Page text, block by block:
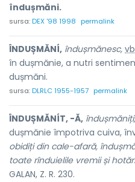
îndușmăni.
sursa:DEX '98 1998 permalink
ÎNDUȘMĂNÍ, îndușmănesc,
în dușmănie, a nutri
dușmăni.
sursa:DLRLC 1955-1957 permalink
ÎNDUȘMĂNÍT, -Ă,
dușmănie împotriva cuiva,
obidiți din cale-afară,
toate rînduielile vremii și
GALAN, Z. R. 230.